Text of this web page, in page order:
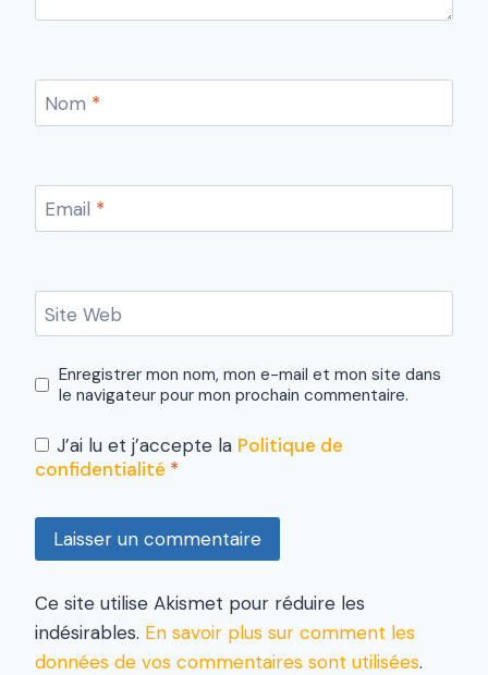
Nom *
Email *
Site Web
Enregistrer mon nom, mon e-mail et mon site dans
le navigateur pour mon prochain commentaire.
J’ai lu et j’accepte la Politique de
confidentialité *
Ce site utilise Akismet pour réduire les
indésirables. En savoir plus sur comment les
données de vos commentaires sont utilisées.